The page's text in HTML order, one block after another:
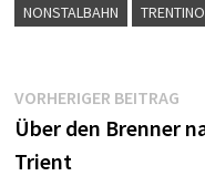
NONSTALBAHN
TRENTINO
VORHERIGER BEITRAG
Über den Brenner
Trient